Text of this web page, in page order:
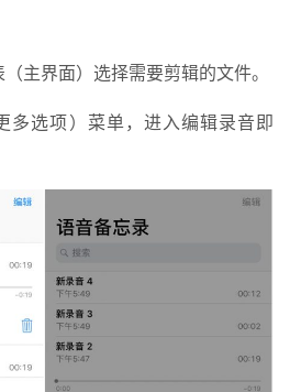
主界面）选择需要剪辑的文件。
多选项）菜单，进入编辑录音即